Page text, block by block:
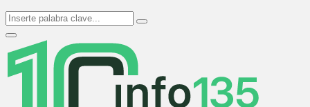
Search
for:
Search
Primary
Menu